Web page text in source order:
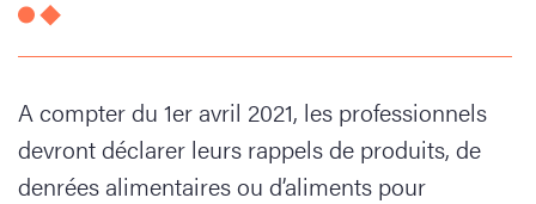
A compter du 1er avril 2021, les professionnels
devront déclarer leurs rappels de produits, de
denrées alimentaires ou d’aliments pour